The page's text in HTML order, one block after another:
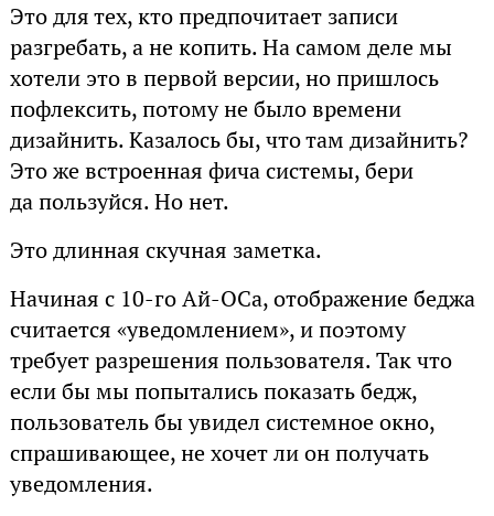
Это для тех, кто предпочитает записи
разгребать, а не копить. На самом деле мы
хотели это в первой версии, но пришлось
пофлексить, потому не было времени
дизайнить. Казалось бы, что там дизайнить?
Это же встроенная фича системы, бери
да пользуйся. Но нет.
Это длинная скучная заметка.
Начиная с 10-го Ай-ОСа, отображение беджа
считается «уведомлением», и поэтому
требует разрешения пользователя. Так что
если бы мы попытались показать бедж,
пользователь бы увидел системное окно,
спрашивающее, не хочет ли он получать
уведомления.